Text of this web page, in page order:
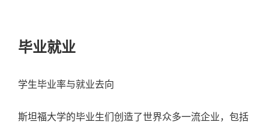
毕业就业
学生毕业率与就业去向
斯坦福大学的毕业生们创造了世界众多一流企业，包括